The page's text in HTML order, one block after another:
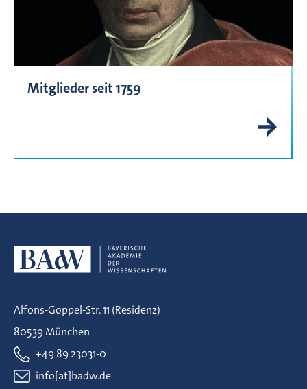
Mitglieder seit 1759
Alfons-Goppel-Str. 11 (Residenz)
80539 München
+49 89 23031-0
info[at]badw.de